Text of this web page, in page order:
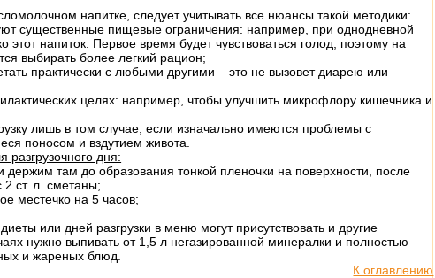
напитке, следует учитывать все нюансы такой методики:
существенные пищевые ограничения: например, при однодневной
этот напиток. Первое время будет чувствоваться голод, поэтому на
выбирать более легкий рацион;
практически с любыми другими – это не вызовет диарею или
целях: например, чтобы улучшить микрофлору кишечника и
лишь в том случае, если изначально имеются проблемы с
поносом и вздутием живота.
дня:
держим там до образования тонкой пленочки на поверхности, после
ст. л. сметаны;
местечко на 5 часов;
или дней разгрузки в меню могут присутствовать и другие
нужно выпивать от 1,5 л негазированной минералки и полностью
и жареных блюд.
К оглавлению